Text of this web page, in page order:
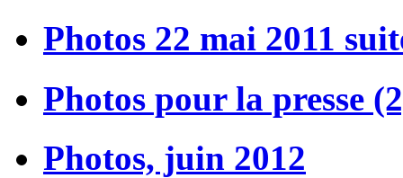
Photos 22 mai 2011
Photos pour la presse
Photos, juin 2012